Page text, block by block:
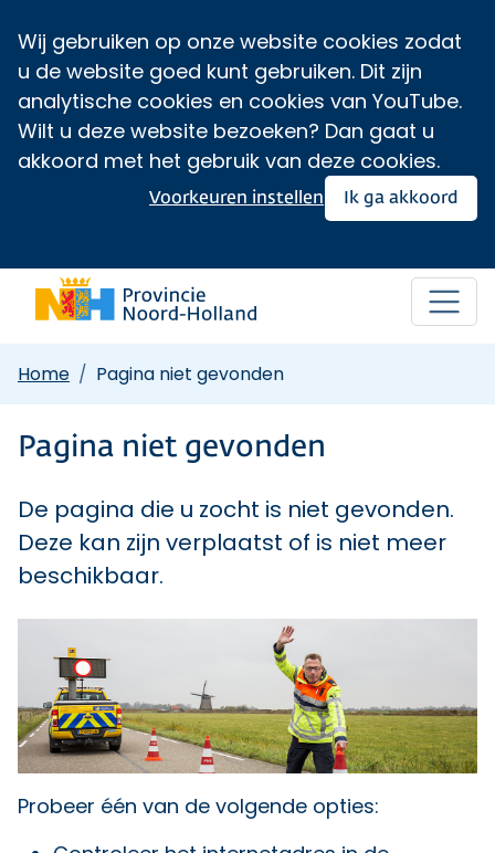
Wij gebruiken op onze website cookies zodat
u de website goed kunt gebruiken. Dit zijn
analytische cookies en cookies van YouTube.
Wilt u deze website bezoeken? Dan gaat u
akkoord met het gebruik van deze cookies.
Ik ga akkoord
Voorkeuren instellen
Home Pagina niet gevonden
Pagina niet gevonden
De pagina die u zocht is niet gevonden.
Deze kan zijn verplaatst of is niet meer
beschikbaar.
Probeer één van de volgende opties: